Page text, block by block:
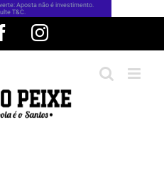
FacebookInstagram